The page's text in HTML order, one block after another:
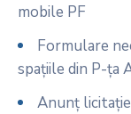
mobile PF
Formulare
spațiile din P-ța
Anunț